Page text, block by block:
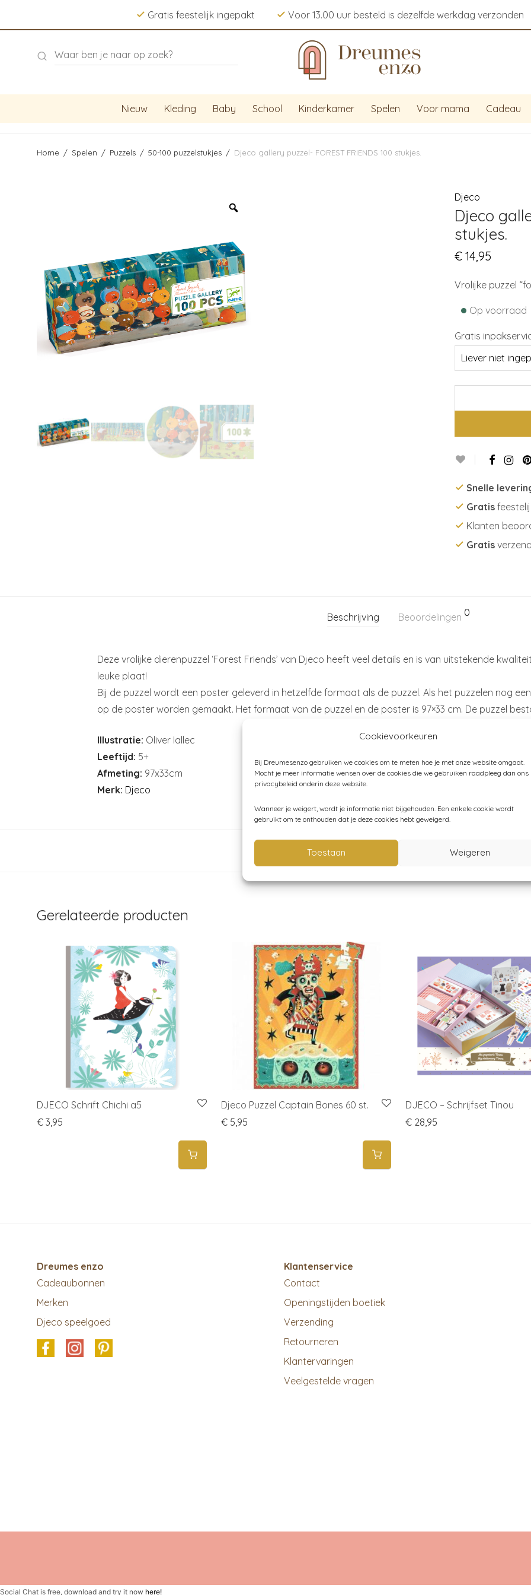
Cookievoorkeuren
Bij Dreumesenzo gebruiken we cookies om te meten hoe je met onze website omgaat.
Mocht je meer informatie wensen over de cookies die we gebruiken raadpleeg dan ons
privacybeleid onderin deze website.
Wanneer je weigert, wordt je informatie niet bijgehouden. Een enkele cookie wordt
gebruikt om te onthouden dat je deze cookies hebt geweigerd.
Toestaan Weigeren
Gratis feestelijk ingepakt Voor 13.00 uur besteld is dezelfde werkdag verzonden
Nieuw Kleding Baby School Kinderkamer Spelen Voor mama Cadeau
Home / Spelen / Puzzels / 50-100 puzzelstukjes / Djeco gallery puzzel- FOREST FRIENDS 100 stukjes.
Djeco
Djeco
stukjes.
€ 14,95
Vrolijke puzzel
• Op voorraad
Gratis
Snelle
Gratis
Klanten
Gratis
Beschrijving Beoordelingen 0
Deze vrolijke dierenpuzzel ‘Forest Friends’ van Djeco heeft veel details en is van uitstekende
leuke plaat!
Bij de puzzel wordt een poster geleverd in hetzelfde formaat als de puzzel. Als het puzzelen nog
op de poster worden gemaakt. Het formaat van de puzzel en de poster is 97×33 cm. De puzzel
Illustratie: Oliver Iallec
Leeftijd: 5+
Afmeting: 97x33cm
Merk: Djeco
Artikelnummer:DJ07636 50-100 puzzelstukjes
Gerelateerde producten
DJECO Schrift Chichi a5
€ 3,95
Djeco Puzzel Captain Bones 60 st.
€ 5,95
DJECO – Schrijfset Tinou
€ 28,95
Dreumes enzo
Cadeaubonnen
Merken
Djeco speelgoed
Klantenservice
Contact
Openingstijden boetiek
Verzending
Retourneren
Klantervaringen
Veelgestelde vragen
Social Chat is free, download and try it now here!